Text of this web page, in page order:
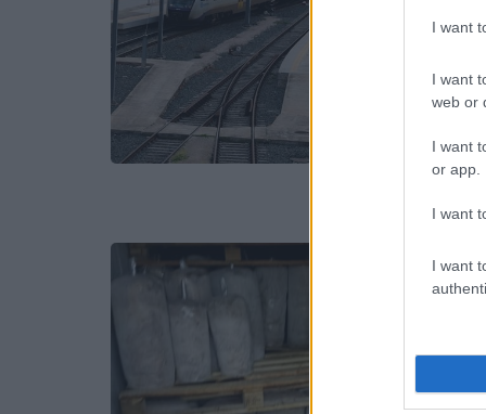
I want
I want
web or
I want
or app.
I want
I want